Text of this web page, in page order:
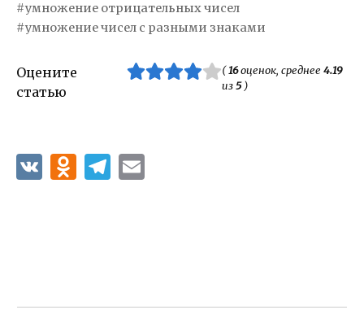
умножение отрицательных чисел
умножение чисел с разными знаками
Оцените
статью
(16оценок, среднее 4.19
из5)